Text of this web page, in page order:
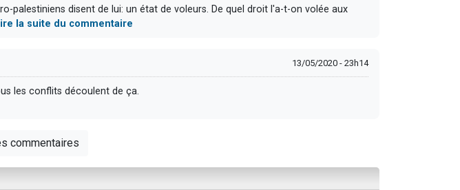
palestiniens disent de lui: un état de voleurs. De quel droit l'a-t-on volée aux
la suite du commentaire
13/05/2020 - 23h14
les conflits découlent de ça.
commentaires